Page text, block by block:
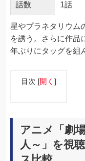
話数 1話
星やプラネタリウム
を誘う。さらに作品
年ぶりにタッグを組
目次 [開く ]
アニメ「劇
人～」を視